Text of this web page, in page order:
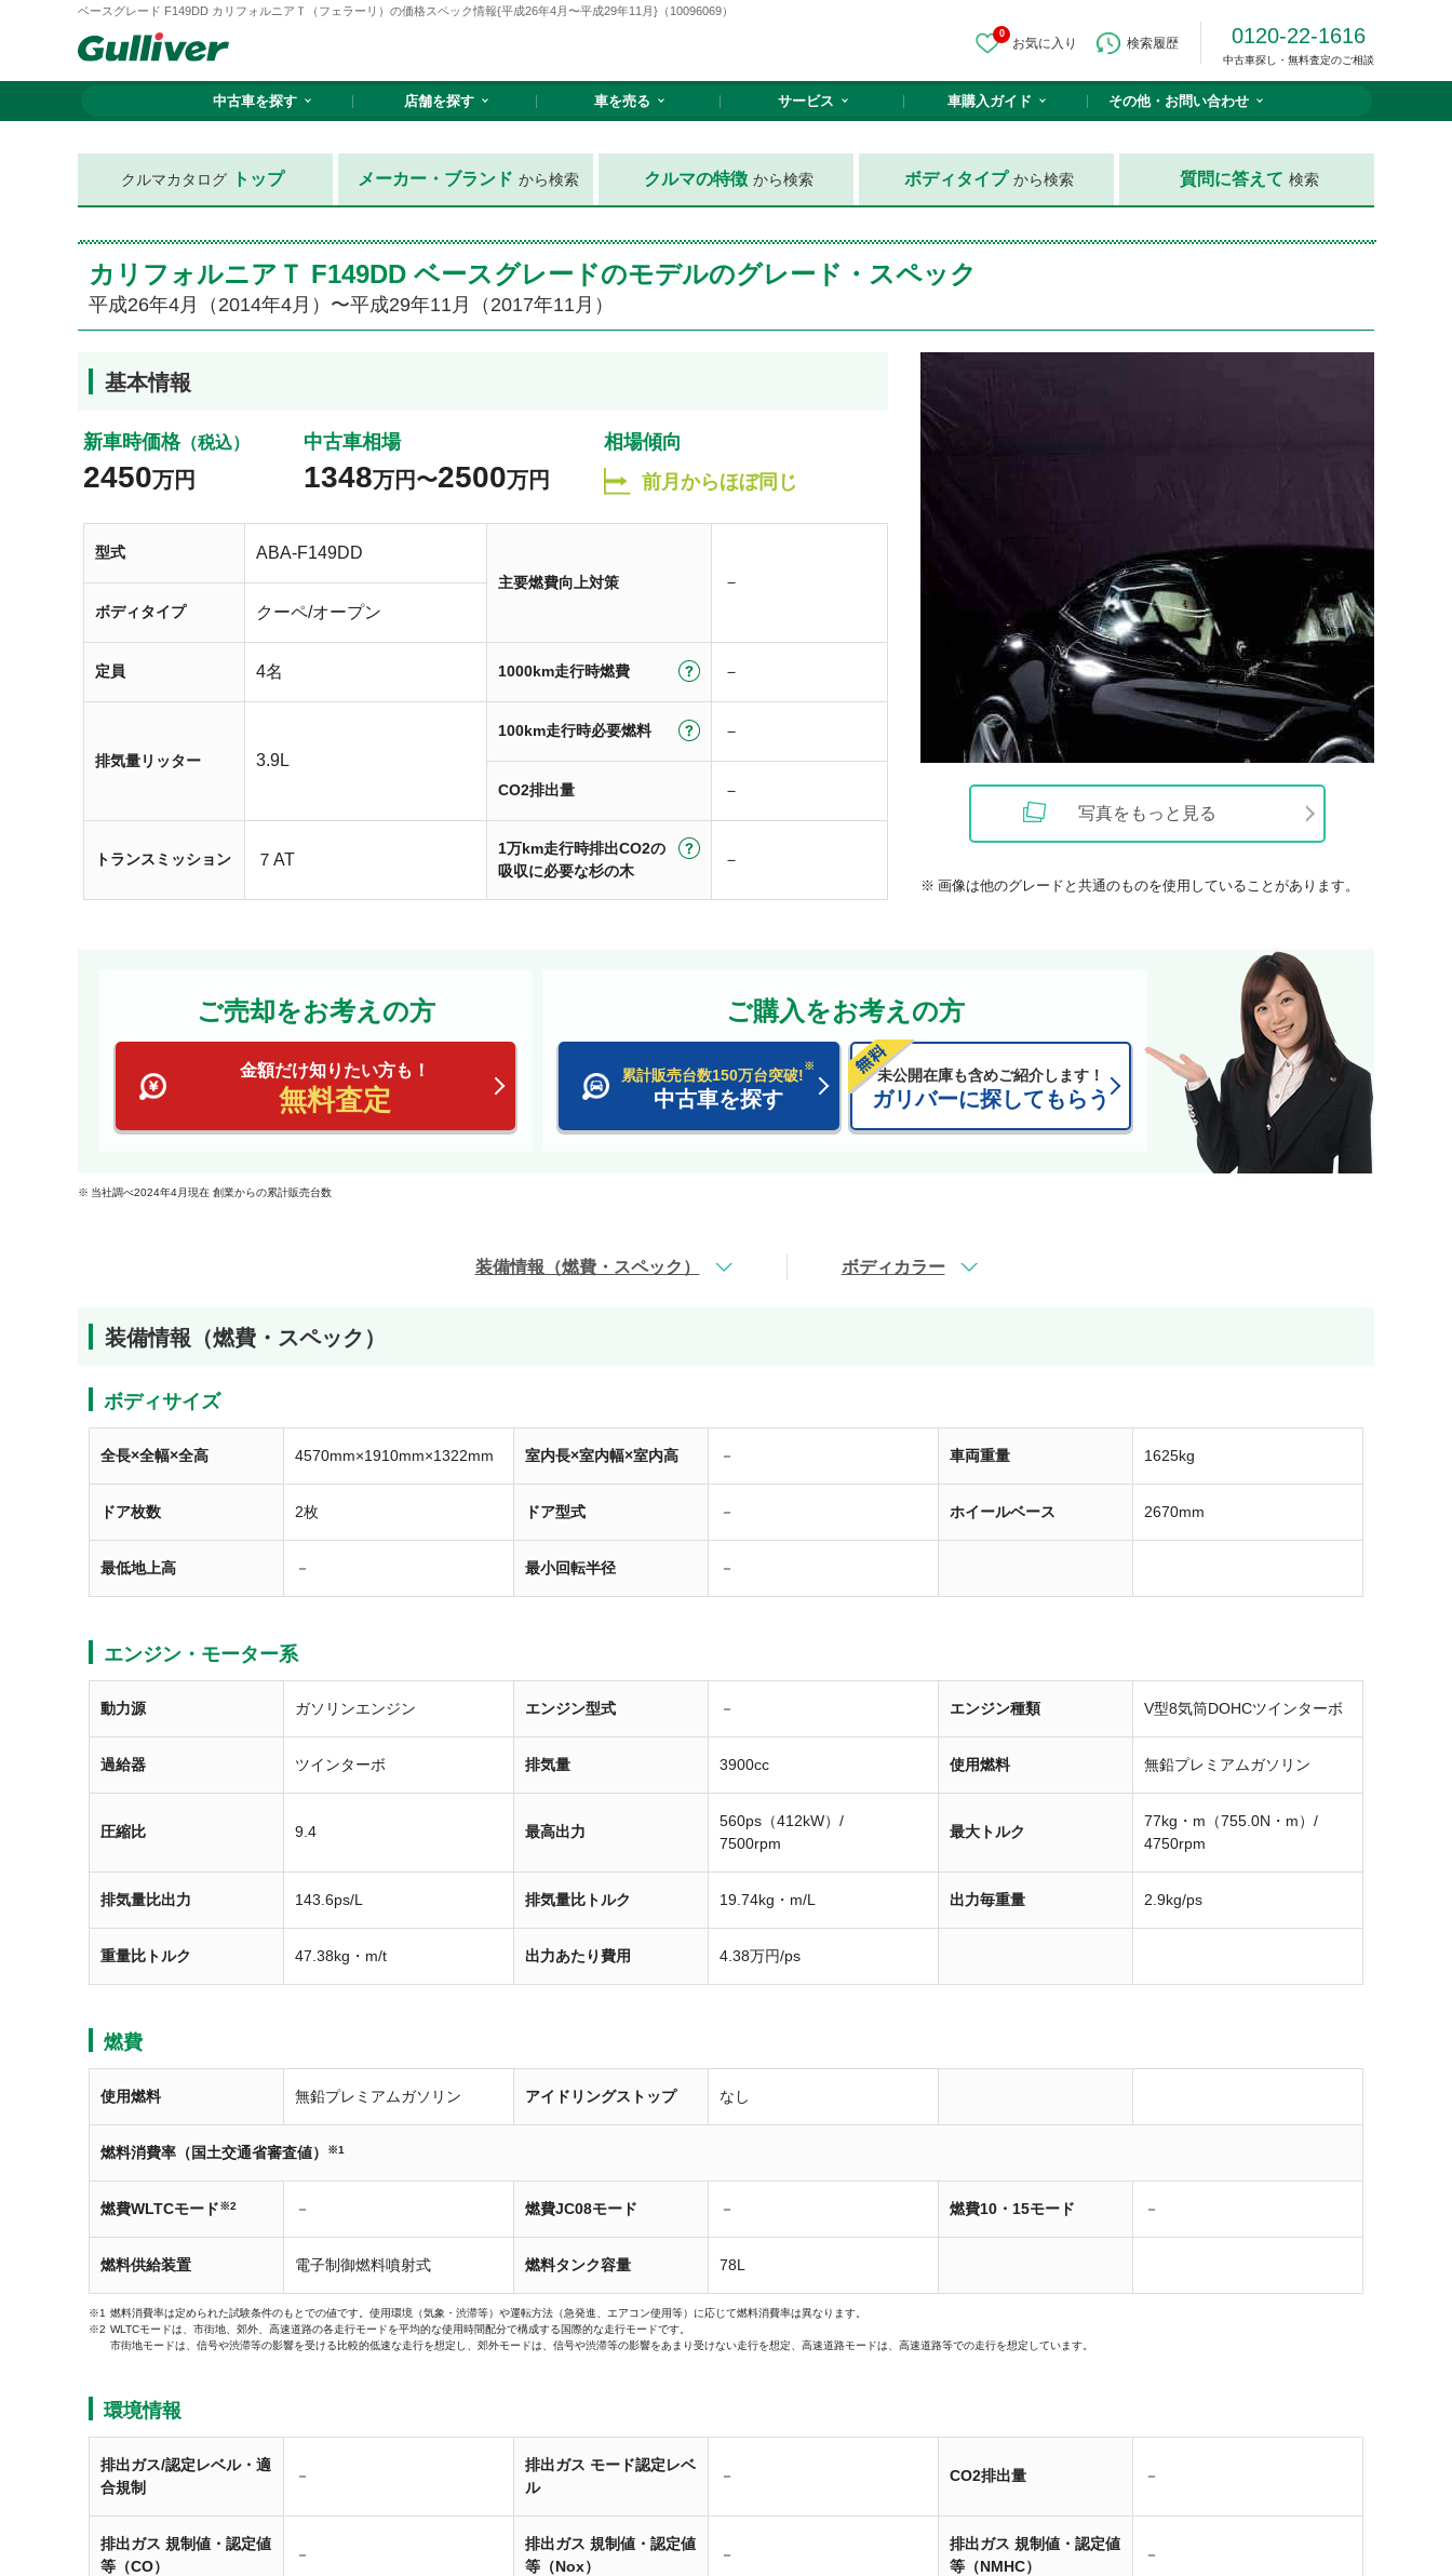
ベースグレード F149DD カリフォルニアＴ（フェラーリ）の価格スペック情報{平成26年4月〜平成29年11月}（10096069）
0
お気に入り 検索履歴 0120-22-1616
中古車探し・無料査定のご相談
中古車を探す 店舗を探す 車を売る サービス 車購入ガイド その他・ お問い合わせ
クルマカタログ トップ メーカー・ブランド から検索 クルマの特徴 から検索 ボディタイプ から検索 質問に答えて 検索
カリフォルニアＴ F149DD ベースグレードのモデルのグレード・スペック
平成26年4月（2014年4月）〜平成29年11月（2017年11月）
基本情報
新車時価格（税込）
2450万円
中古車相場
1348万円〜2500万円
相場傾向
前月からほぼ同じ
型式 ABA-F149DD
主要燃費向上対策 －
ボディタイプ クーペ/オープン
定員 4名 1000km走行時燃費 －
排気量リッター 3.9L
100km走行時必要燃料 －
CO2排出量 －
トランスミッション ７AT
1万km走行時排出CO2の
吸収に必要な杉の木
－
写真をもっと見る
画像は他のグレードと共通のものを使用していることがあります。
ご売却をお考えの方
金額だけ知りたい方も！
無料査定
ご購入をお考えの方
累計販売台数150万台突破!
※
中古車を探す
未公開在庫も含めご紹介します！
ガリバーに探してもらう
当社調べ2024年4月現在 創業からの累計販売台数
装備情報（燃費・スペック） ボディカラー
装備情報（燃費・スペック）
ボディサイズ
全長×全幅×全高 4570mm×1910mm×1322mm 室内長×室内幅×室内高 － 車両重量 1625kg
ドア枚数 2枚 ドア型式 － ホイールベース 2670mm
最低地上高 － 最小回転半径 －
エンジン・モーター系
動力源 ガソリンエンジン エンジン型式 － エンジン種類 V型8気筒DOHCツインターボ
過給器 ツインターボ 排気量 3900cc 使用燃料 無鉛プレミアムガソリン
圧縮比 9.4 最高出力
560ps（412kW）/
7500rpm
最大トルク
77kg・m（755.0N・m）/
4750rpm
排気量比出力 143.6ps/L 排気量比トルク 19.74kg・m/L 出力毎重量 2.9kg/ps
重量比トルク 47.38kg・m/t 出力あたり費用 4.38万円/ps
燃費
使用燃料 無鉛プレミアムガソリン アイドリングストップ なし
燃料消費率（国土交通省審査値） ※1
燃費WLTCモード※2 － 燃費JC08モード － 燃費10・15モード －
燃料供給装置 電子制御燃料噴射式 燃料タンク容量 78L
燃料消費率は定められた試験条件のもとでの値です。使用環境（気象・渋滞等）や運転方法（急発進、エアコン使用等）に応じて燃料消費率は異なります。
WLTCモードは、市街地、郊外、高速道路の各走行モードを平均的な使用時間配分で構成する国際的な走行モードです。
市街地モードは、信号や渋滞等の影響を受ける比較的低速な走行を想定し、郊外モードは、信号や渋滞等の影響をあまり受けない走行を想定、高速道路モードは、高速道路等での走行を想定しています。
環境情報
排出ガス/認定レベル・適
合規制
－
排出ガス モード認定レベ
ル
－ CO2排出量 －
排出ガス 規制値・認定値
等（CO）
－
排出ガス 規制値・認定値
等（Nox）
－
排出ガス 規制値・認定値
等（NMHC）
－